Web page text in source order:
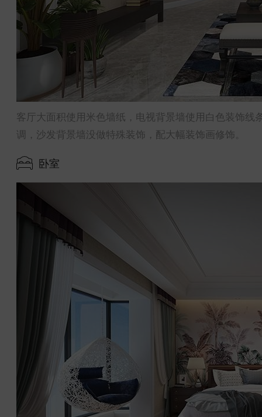
客厅大面积使用米色墙纸，电视背景墙使用白色装饰
调，沙发背景墙没做特殊装饰，配大幅装饰画修饰。
卧室